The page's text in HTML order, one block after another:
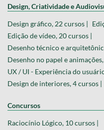
Design, Criatividade e
Design gráfico, 22 cursos |
Edição de vídeo, 20 cursos |
Desenho técnico e
Desenho no papel e animações,
UX / UI - Experiência do
Design de interiores, 4 cursos |
Concursos
Raciocínio Lógico, 10 cursos |